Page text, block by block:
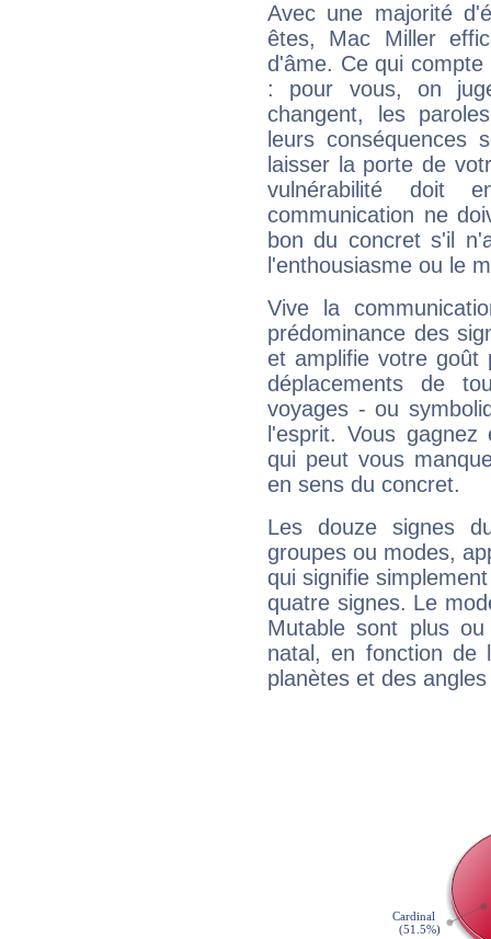
Avec une majorité
êtes, Mac Miller
d'âme. Ce qui
: pour vous, on
changent, les
leurs conséquences
laisser la porte de
vulnérabilité doit
communication ne
bon du concret s'il
l'enthousiasme ou le
Vive la
prédominance des
et amplifie votre goût
déplacements de
voyages - ou
l'esprit. Vous
qui peut vous
en sens du concret.
Les douze signes
groupes ou modes,
qui signifie
quatre signes. Le
Mutable sont plus
natal, en fonction de
planètes et des